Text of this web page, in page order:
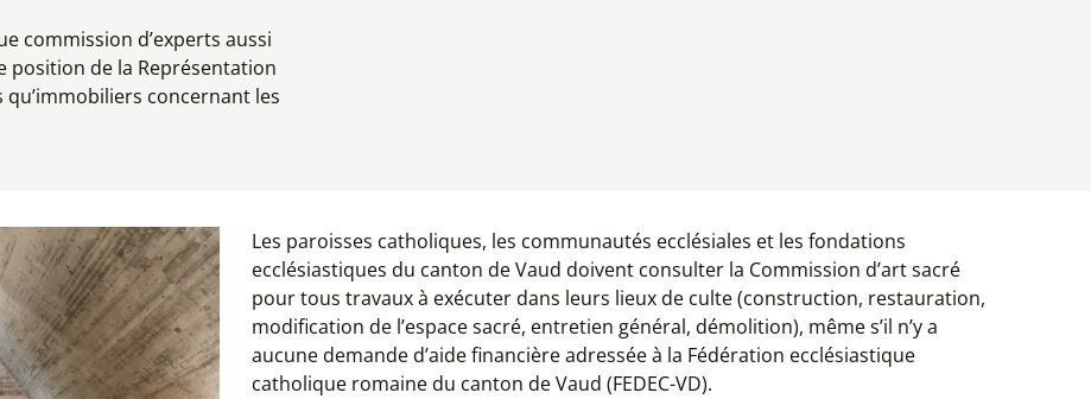
commission d’experts aussi
de la Représentation
concernant les
Les paroisses catholiques, les communautés ecclésiales et les fondations
ecclésiastiques du canton de Vaud doivent consulter la Commission d’art sacré
pour tous travaux à exécuter dans leurs lieux de culte (construction, restauration,
modification de l’espace sacré, entretien général, démolition), même s’il n’y a
aucune demande d’aide financière adressée à la Fédération ecclésiastique
catholique romaine du canton de Vaud (FEDEC-VD).